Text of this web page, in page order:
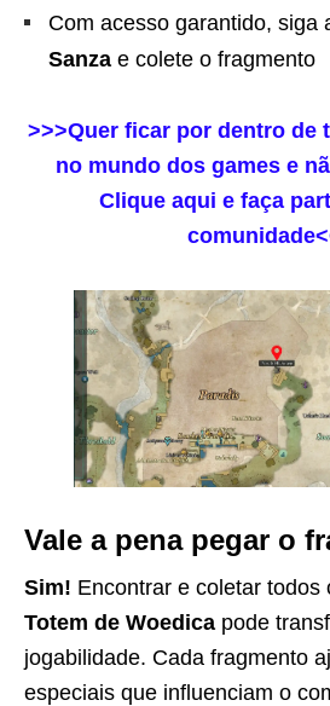
Com acesso garantido, siga
Sanza e colete o fragmento
>>>Quer ficar por dentro de
no mundo dos games e
Clique aqui e faça
Vale a pena pegar o
Sim! Encontrar e coletar todos
Totem de Woedica pode
jogabilidade. Cada fragmento
especiais que influenciam o